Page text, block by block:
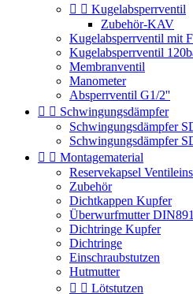
  Kugelabsperrventil
Zubehör-KAV
Kugelabsperrventil mit
Kugelabsperrventil
Membranventil
Manometer
Absperrventil G1/2''
  Schwingungsdämpfer
Schwingungsdämpfer
Schwingungsdämpfer
  Montagematerial
Reservekapsel
Zubehör
Dichtkappen Kupfer
Überwurfmutter
Dichtringe Kupfer
Dichtringe
Einschraubstutzen
Hutmutter
  Lötstutzen